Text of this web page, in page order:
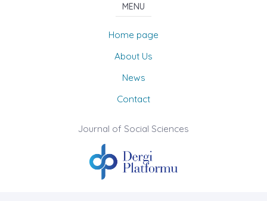
MENU
Home page
About Us
News
Contact
Journal of Social Sciences